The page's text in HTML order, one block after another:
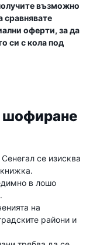
възможно
сравнявате
оферти, за да
си с кола под
се изисква
в лошо
на
райони и